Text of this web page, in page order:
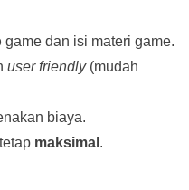
game dan isi materi game.
user friendly(mudah
biaya.
maksimal .